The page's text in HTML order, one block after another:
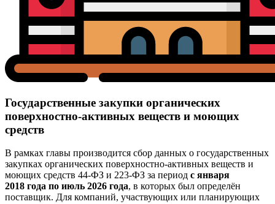
Государственные закупки органических
поверхностно-активных веществ и моющих
средств
В рамках главы производится сбор данных о государственных
закупках органических поверхностно-активных веществ и
моющих средств 44-ФЗ и 223-ФЗ за период с января
2018 года по июль 2026 года, в которых был определён
поставщик. Для компаний, участвующих или планирующих